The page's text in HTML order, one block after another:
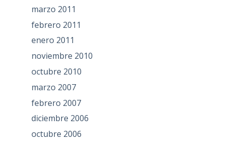
marzo 2011
febrero 2011
enero 2011
noviembre 2010
octubre 2010
marzo 2007
febrero 2007
diciembre 2006
octubre 2006